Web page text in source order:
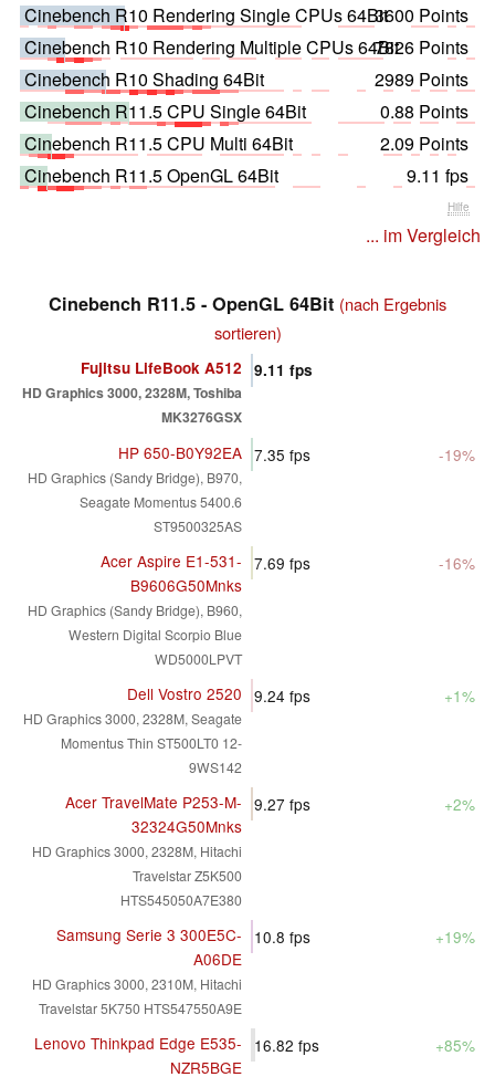
Cinebench R10 Rendering Single CPUs 64Bit3600 Points
Cinebench R10 Rendering Multiple CPUs 64Bit7826 Points
Cinebench R10 Shading 64Bit
2989 Points
Cinebench R11.5 CPU Single 64Bit
0.88 Points
Cinebench R11.5 CPU Multi 64Bit
2.09 Points
Cinebench R11.5 OpenGL 64Bit
9.11 fps
Hilfe
... im Vergleich
Cinebench R11.5 - OpenGL 64Bit (nach Ergebnis
sortieren)
Fujitsu LifeBook A512
HD Graphics 3000, 2328M, Toshiba
MK3276GSX
9.11 fps
HP 650-B0Y92EA
HD Graphics (Sandy Bridge), B970,
Seagate Momentus 5400.6
ST9500325AS
7.35 fps -19%
Acer Aspire E1-531-
B9606G50Mnks
HD Graphics (Sandy Bridge), B960,
Western Digital Scorpio Blue
WD5000LPVT
7.69 fps -16%
Dell Vostro 2520
HD Graphics 3000, 2328M, Seagate
Momentus Thin ST500LT0 12-
9WS142
9.24 fps +1%
Acer TravelMate P253-M-
32324G50Mnks
HD Graphics 3000, 2328M, Hitachi
Travelstar Z5K500
HTS545050A7E380
9.27 fps +2%
Samsung Serie 3 300E5C-
A06DE
HD Graphics 3000, 2310M, Hitachi
Travelstar 5K750 HTS547550A9E
10.8 fps +19%
Lenovo Thinkpad Edge E535-
NZR5BGE
16.82 fps +85%